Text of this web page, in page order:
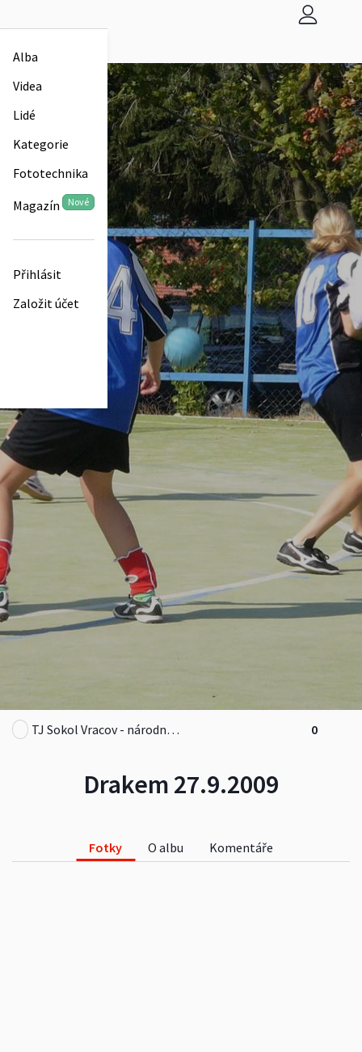
Alba
Videa
Lidé
Kategorie
Fototechnika
Magazín Nové
Přihlásit
Založit účet
Drakem 27.9.2009
TJ Sokol Vracov - národní házená 0
Fotky O albu Komentáře